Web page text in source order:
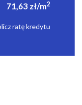
71,63 zł/m2
ratę kredytu